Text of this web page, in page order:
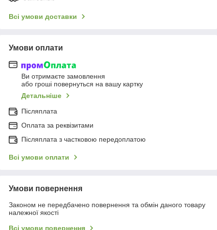
Всі умови доставки
Умови оплати
Ви отримаєте замовлення
або гроші повернуться на вашу картку
Детальніше
Післяплата
Оплата за реквізитами
Післяплата з частковою передоплатою
Всі умови оплати
Умови повернення
Законом не передбачено повернення та обмін даного товару
належної якості
Всі умови повернення